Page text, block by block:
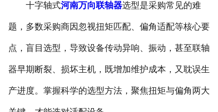
联系我们
十字轴式河南万向联轴器选型是采购常见的难
题，多数采购商因忽视扭矩匹配、偏角适配等核心要
点，盲目选型，导致设备传动异响、振动，甚至联轴
器早期断裂、损坏主机，既增加维护成本，又耽误生
产进度。掌握科学的选型方法，聚焦扭矩与偏角两大